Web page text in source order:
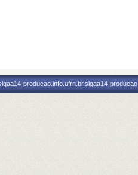
producao.info.ufrn.br.sigaa14-producao